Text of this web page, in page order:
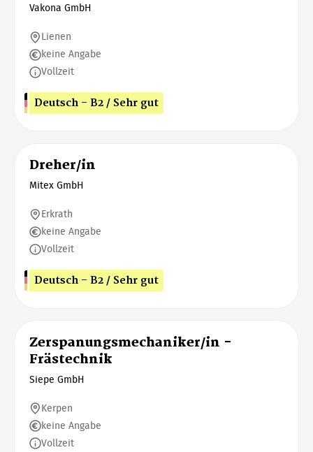
Vakona GmbH
Lienen
keine Angabe
Vollzeit
Deutsch - B2 / Sehr gut
Dreher/in
Mitex GmbH
Erkrath
keine Angabe
Vollzeit
Deutsch - B2 / Sehr gut
Zerspanungsmechaniker/in -
Frästechnik
Siepe GmbH
Kerpen
keine Angabe
Vollzeit